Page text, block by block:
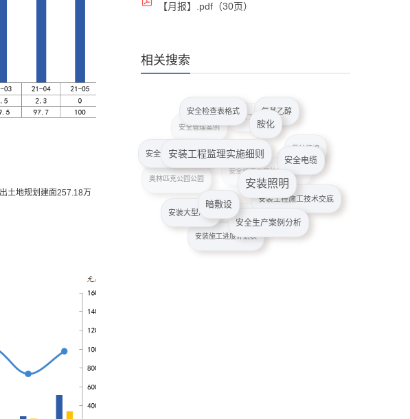
土地规划建面257.18万
【月报】.pdf（30页）
相关搜索
奥斯丁剧场
氨基乙醇
安全施工方案的审查要点
安全施工保障措施
安全检查表格式
胺化
安装工程施工技术交底
安全环保施工方案
安装伸缩缝
奥林匹克公园公园
安全技术交底模板
安装工程监理实施细则
安装照明
安装施工进度计划表
安装大型冷库